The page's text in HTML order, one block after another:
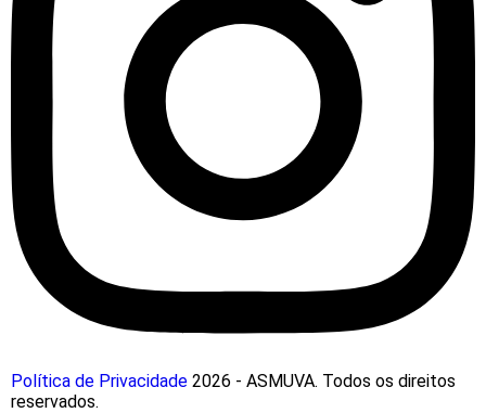
Política de Privacidade 2026 - ASMUVA. Todos os direitos
reservados.